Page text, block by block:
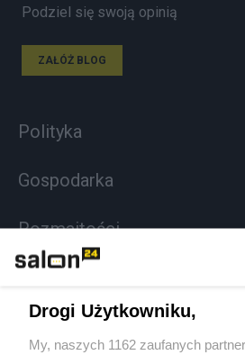
Podziel się swoją opinią
ZAŁÓŻ BLOG
Polityka
Gospodarka
Rozmaitości
Sport
Drogi Użytkowniku,
My, naszych 1162 zaufanych